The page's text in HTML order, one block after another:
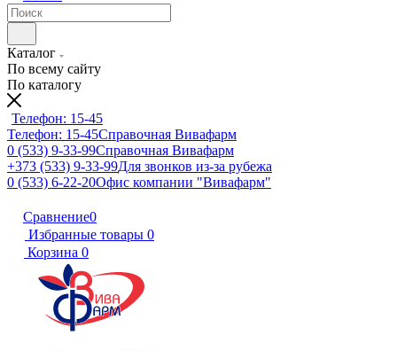
Каталог
По всему сайту
По каталогу
Телефон: 15-45
Телефон: 15-45Справочная Вивафарм
0 (533) 9-33-99Справочная Вивафарм
+373 (533) 9-33-99Для звонков из-за рубежа
0 (533) 6-22-20Офис компании "Вивафарм"
Сравнение0
Избранные товары 0
Корзина 0